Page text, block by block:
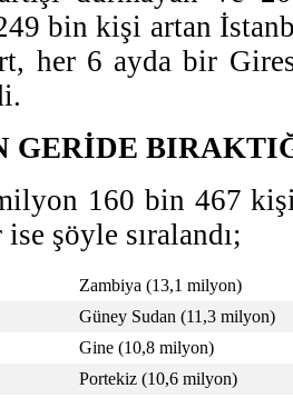
bin kişi artan
her 6 ayda bir
GERİDE
160 bin 467
şöyle sıralandı;
Zambiya (13,1 milyon)
Güney Sudan (11,3 milyon)
Gine (10,8 milyon)
Portekiz (10,6 milyon)